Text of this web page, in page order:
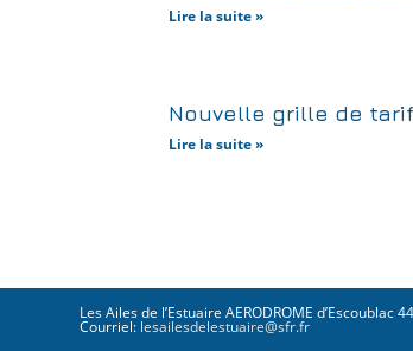
Lire la suite »
Nouvelle grille de
Lire la suite »
Les Ailes de l’Estuaire AERODROME d’Escoublac
Courriel: lesailesdelestuaire@sfr.fr